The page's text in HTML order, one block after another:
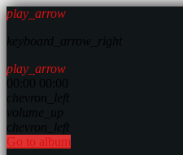
play_arrow
play_arrow
Go to album